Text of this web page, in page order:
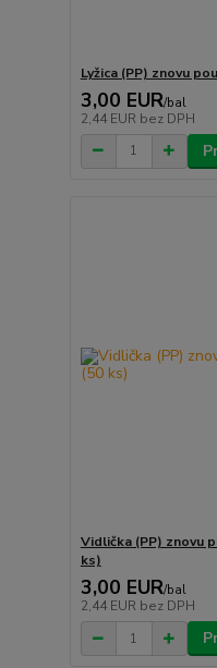
Lyžica (PP) znovu
3,00 EUR/bal
2,44 EUR bez DPH
Vidlička (PP) znovu
ks)
3,00 EUR/bal
2,44 EUR bez DPH